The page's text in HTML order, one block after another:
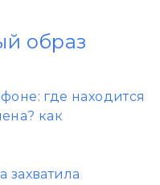
образ
где находится
как
захватила